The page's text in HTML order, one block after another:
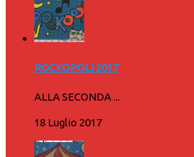
ROCKOPOLI 2017
ALLA SECONDA ...
18 Luglio 2017